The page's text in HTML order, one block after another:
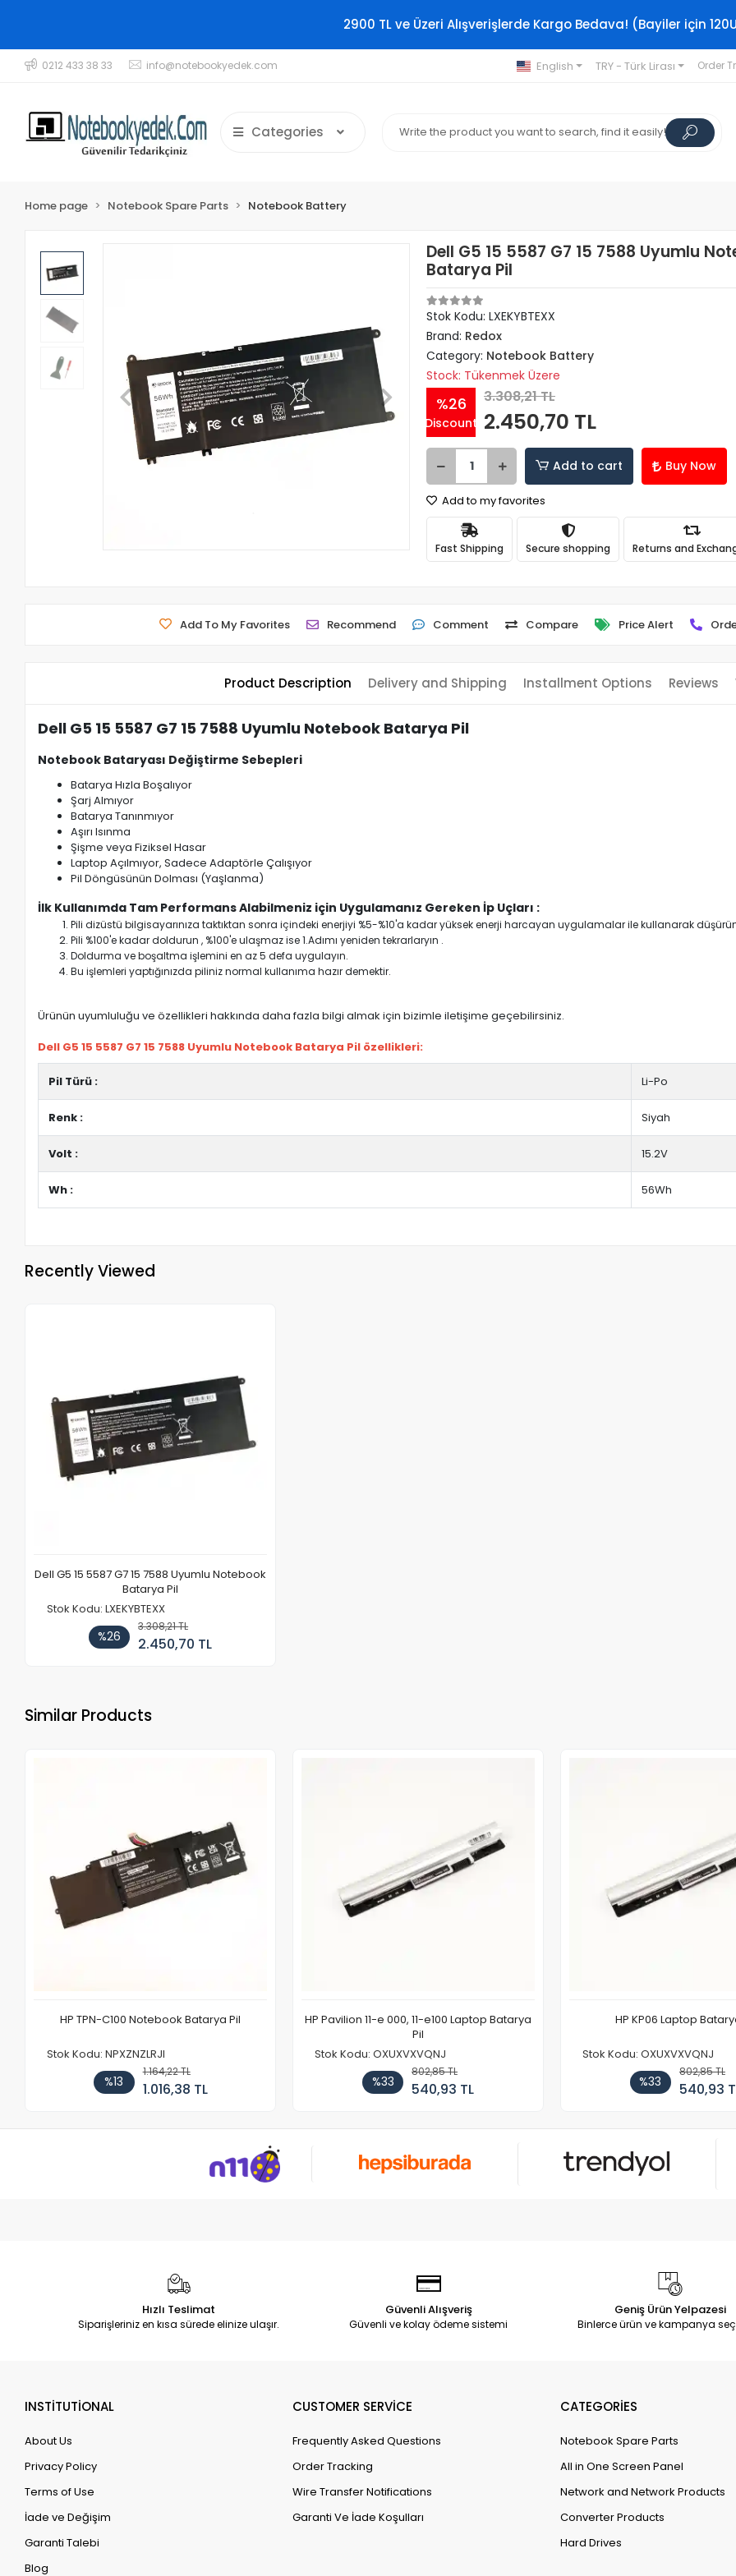
2900 TL ve Üzeri Alışverişlerde Kargo Bedava! (Bayiler için
0212 433 38 33 info@notebookyedek.com English TRY - Türk Lirası Order
Categories
Home page Notebook Spare Parts Notebook Battery
Dell G5 15 5587 G7 15 7588 Uyumlu
Batarya Pil
Stok Kodu: LXEKYBTEXX
Brand: Redox
Category: Notebook Battery
Stock: Tükenmek Üzere
%26
Discount
3.308,21 TL
2.450,70 TL
Add to cart Buy Now
Add to my favorites
Fast Shipping Secure shopping Returns and
Add To My Favorites Recommend Comment Compare Price Alert
Product Description Delivery and Shipping Installment Options Reviews
Dell G5 15 5587 G7 15 7588 Uyumlu Notebook Batarya Pil
Notebook Bataryası Değiştirme Sebepleri
Batarya Hızla Boşalıyor
Şarj Almıyor
Batarya Tanınmıyor
Aşırı Isınma
Şişme veya Fiziksel Hasar
Laptop Açılmıyor, Sadece Adaptörle Çalışıyor
Pil Döngüsünün Dolması (Yaşlanma)
İlk Kullanımda Tam Performans Alabilmeniz için Uygulamanız Gereken İp Uçları :
Pili dizüstü bilgisayarınıza taktıktan sonra içindeki enerjiyi %5-%10'a kadar yüksek enerji harcayan uygulamalar ile kullanarak
Pili %100'e kadar doldurun , %100'e ulaşmaz ise 1.Adımı yeniden tekrarlaryın .
Doldurma ve boşaltma işlemini en az 5 defa uygulayın.
Bu işlemleri yaptığınızda piliniz normal kullanıma hazır demektir.
Ürünün uyumluluğu ve özellikleri hakkında daha fazla bilgi almak için bizimle iletişime geçebilirsiniz.
Dell G5 15 5587 G7 15 7588 Uyumlu Notebook Batarya Pil özellikleri:
Pil Türü : Li-Po
Renk : Siyah
Volt : 15.2V
Wh : 56Wh
Recently Viewed
Dell G5 15 5587 G7 15 7588 Uyumlu Notebook
Batarya Pil
Stok Kodu: LXEKYBTEXX
%26
3.308,21 TL
2.450,70 TL
Similar Products
HP TPN-C100 Notebook Batarya Pil
Stok Kodu: NPXZNZLRJI
%13
1.164,22 TL
1.016,38 TL
HP Pavilion 11-e 000, 11-e100 Laptop Batarya
Pil
Stok Kodu: OXUXVXVQNJ
%33
802,85 TL
540,93 TL
HP KP06 Laptop
Stok Kodu: OXUXVXVQNJ
%33
802,85 TL
540,93
Hızlı Teslimat
Siparişleriniz en kısa sürede elinize ulaşır.
Güvenli Alışveriş
Güvenli ve kolay ödeme sistemi
Geniş Ürün Yelpazesi
Binlerce ürün ve kampanya
INSTİTUTİONAL
About Us
Privacy Policy
Terms of Use
İade ve Değişim
Garanti Talebi
Blog
CUSTOMER SERVİCE
Frequently Asked Questions
Order Tracking
Wire Transfer Notifications
Garanti Ve İade Koşulları
CATEGORİES
Notebook Spare Parts
All in One Screen Panel
Network and Network Products
Converter Products
Hard Drives